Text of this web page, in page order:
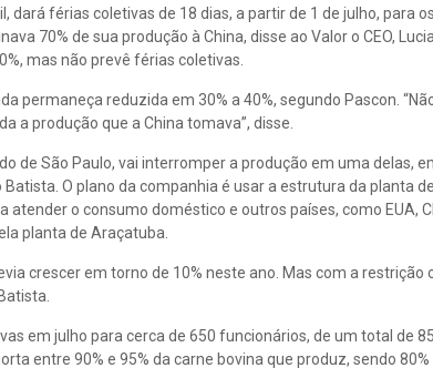
férias coletivas de 18 dias, a partir de 1 de julho, para
70% de sua produção à China, disse ao Valor o CEO,
mas não prevê férias coletivas.
permaneça reduzida em 30% a 40%, segundo Pascon.
a produção que a China tomava”, disse.
de São Paulo, vai interromper a produção em uma delas,
O plano da companhia é usar a estrutura da planta
atender o consumo doméstico e outros países, como EUA,
planta de Araçatuba.
crescer em torno de 10% neste ano. Mas com a restrição
em julho para cerca de 650 funcionários, de um total de
entre 90% e 95% da carne bovina que produz, sendo 80%